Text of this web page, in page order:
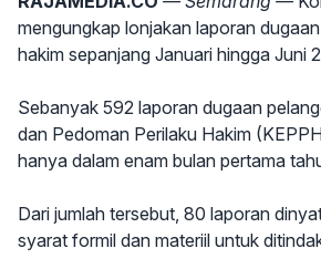
mengungkap lonjakan laporan
hakim sepanjang Januari hingga Juni
Sebanyak 592 laporan dugaan
dan Pedoman Perilaku Hakim
hanya dalam enam bulan pertama
Dari jumlah tersebut, 80 laporan
syarat formil dan materiil untuk